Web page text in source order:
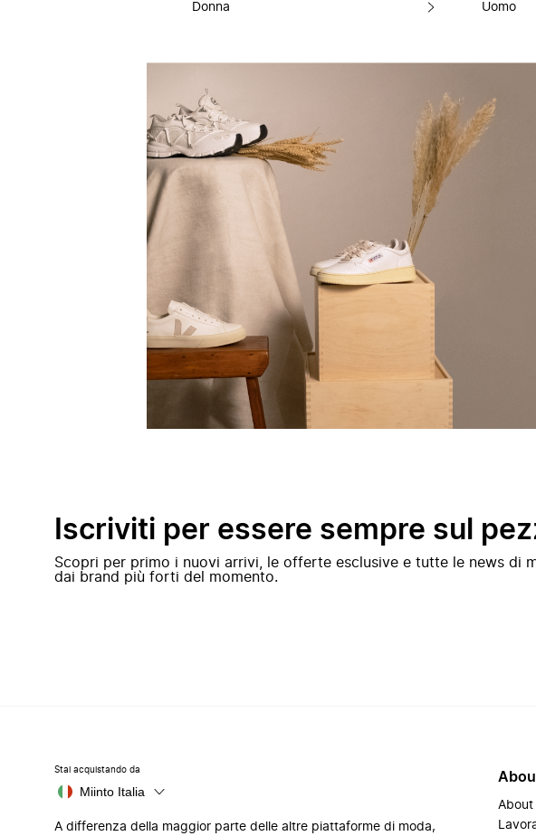
Donna Uomo
Iscriviti per essere sempre sul
Scopri per primo i nuovi arrivi, le offerte esclusive e tutte le news di
dai brand più forti del momento.
Stai acquistando da
Miinto Italia
A differenza della maggior parte delle altre piattaforme di moda,
About